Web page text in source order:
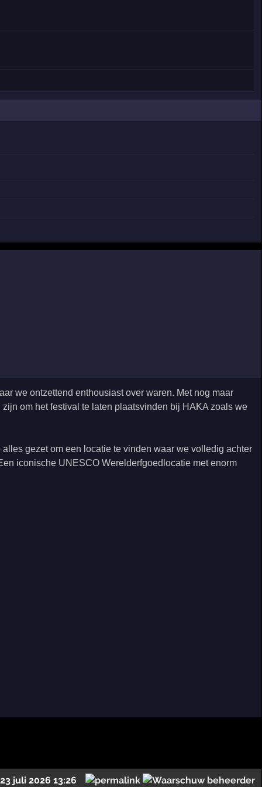
we ontzettend enthousiast over waren. Met nog maar
om het festival te laten plaatsvinden bij HAKA zoals we
gezet om een locatie te vinden waar we volledig achter
iconische UNESCO Werelderfgoedlocatie met enorm
23 juli 2026 13:26